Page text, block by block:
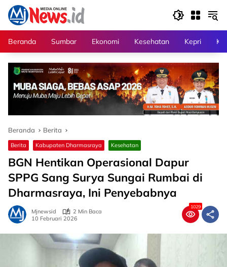
Langsung
konten
Beranda
Sumbar Ekonomi Kesehatan Kepri
Beranda Berita
Berita Kabupaten Dharmasraya Kesehatan
BGN Hentikan Operasional Dapur
SPPG Sang Surya Sungai Rumbai di
Dharmasraya, Ini Penyebabnya
Mjnewsid
2 Min Baca
10 Februari 2026
1029